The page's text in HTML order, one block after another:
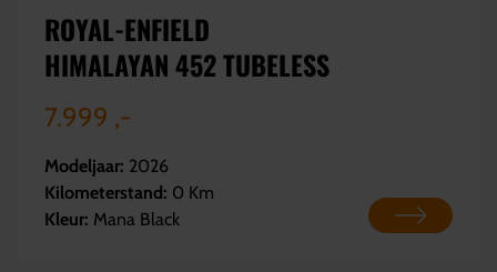
ROYAL-ENFIELD
HIMALAYAN 452 TUBELESS
7.999 ,-
Modeljaar: 2026
Kilometerstand: 0 Km
Kleur: Mana Black